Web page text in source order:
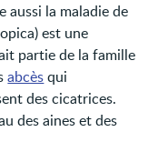
aussi la maladie de
est une
partie de la famille
abcèsqui
des cicatrices.
des aines et des